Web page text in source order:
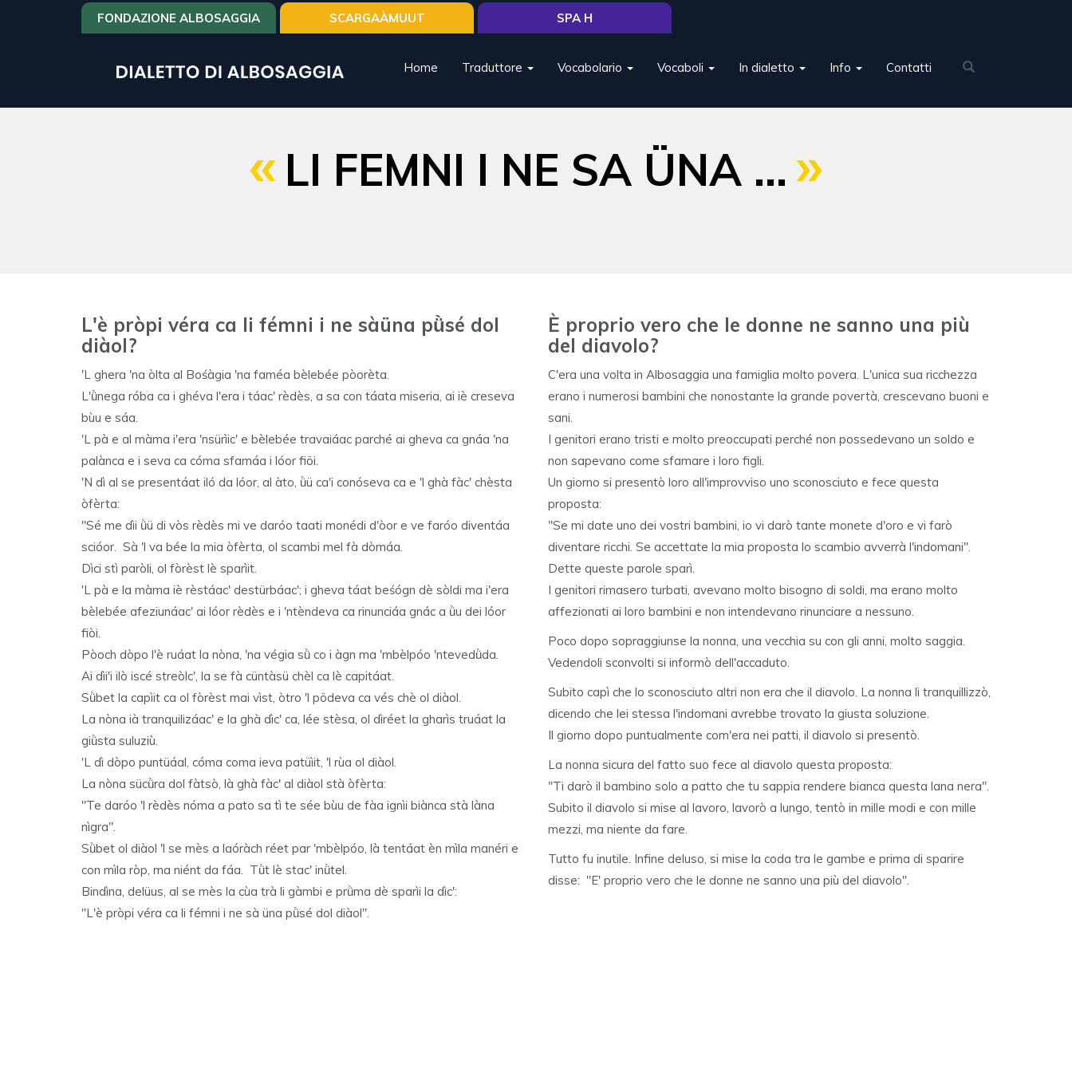
Home Traduttore Vocabolario Vocaboli In dialetto Info Contatti
FONDAZIONE ALBOSAGGIA SCARGAÀMUUT SPA H
LI FEMNI I NE SA ÜNA ...
L'è pròpi véra ca li fémni i ne sàüna pǜsé dol
diàol?
'L ghera 'na òlta al Bośàgia 'na faméa bèlebée pòorèta.
L'ǜnega róba ca i ghéva l'era i táac' rèdès, a sa con táata miseria, ai iè creseva
bùu e sáa.
'L pà e al màma i'era 'nsürìic' e bèlebée travaiáac parché ai gheva ca gnáa 'na
palànca e i seva ca cóma sfamáa i lóor fiöi.
'N dì al se presentáat iló da lóor, al àto, ǜü ca'i conóseva ca e 'l ghà fàc' chèsta
òfèrta:
"Sé me dìi ǜü di vòs rèdès mi ve daróo taati monédi d'òor e ve faróo diventáa
scióor. Sà 'l va bée la mia òfèrta, ol scambi mel fà dòmáa.
Dìci stì paròli, ol fòrèst lè sparìit.
'L pà e la màma iè rèstáac' destürbáac'; i gheva táat beśógn dè sòldi ma i'era
bèlebée afeziunáac' ai lóor rèdès e i 'ntèndeva ca rinunciáa gnác a ǜu dei lóor
fiòi.
Pòoch dòpo l'è ruáat la nòna, 'na végia sǜ co i àgn ma 'mbèlpóo 'ntevedǜda.
Ai dìi'i ilò iscé streòlc', la se fà cüntàsü chèl ca lè capitáat.
Sǜbet la capìit ca ol fòrèst mai vìst, òtro 'l pödeva ca vés chè ol diàol.
La nòna ià tranquilizáac' e la ghà dìc' ca, lée stèsa, ol dìréet la gharìs truáat la
giǜsta suluziù.
'L dì dòpo puntüáal, cóma coma ieva patüìit, 'l rùa ol diàol.
La nòna sücǜra dol fàtsò, là ghà fàc' al diàol stà òfèrta:
"Te daróo 'l rèdès nóma a pato sa tì te sée bùu de fàa ignìi biànca stà làna
nìgra".
Sǜbet ol diàol 'l se mès a laóràch réet par 'mbèlpóo, là tentáat èn mìla manéri e
con mìla ròp, ma niént da fáa. Tǜt lè stac' inǜtel.
Bindìna, delüus, al se mès la cùa trà li gàmbi e prǜma dè sparìi la dìc':
"L'è pròpi véra ca li fémni i ne sà üna pǜsé dol diàol".
È proprio vero che le donne ne sanno una più
del diavolo?
C'era una volta in Albosaggia una famiglia molto povera. L'unica sua ricchezza
erano i numerosi bambini che nonostante la grande povertà, crescevano buoni e
sani.
I genitori erano tristi e molto preoccupati perché non possedevano un soldo e
non sapevano come sfamare i loro figli.
Un giorno si presentò loro all'improvviso uno sconosciuto e fece questa
proposta:
"Se mi date uno dei vostri bambini, io vi darò tante monete d'oro e vi farò
diventare ricchi. Se accettate la mia proposta lo scambio avverrà l'indomani".
Dette queste parole sparì.
I genitori rimasero turbati, avevano molto bisogno di soldi, ma erano molto
affezionati ai loro bambini e non intendevano rinunciare a nessuno.
Poco dopo sopraggiunse la nonna, una vecchia su con gli anni, molto saggia.
Vedendoli sconvolti si informò dell'accaduto.
Subito capì che lo sconosciuto altri non era che il diavolo. La nonna li tranquillizzò,
dicendo che lei stessa l'indomani avrebbe trovato la giusta soluzione.
Il giorno dopo puntualmente com'era nei patti, il diavolo si presentò.
La nonna sicura del fatto suo fece al diavolo questa proposta:
"Ti darò il bambino solo a patto che tu sappia rendere bianca questa lana nera".
Subito il diavolo si mise al lavoro, lavorò a lungo, tentò in mille modi e con mille
mezzi, ma niente da fare.
Tutto fu inutile. Infine deluso, si mise la coda tra le gambe e prima di sparire
disse: "E' proprio vero che le donne ne sanno una più del diavolo".